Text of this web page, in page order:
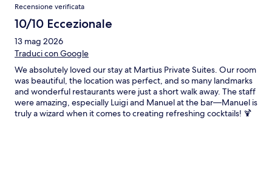
Recensione verificata
10/10 Eccezionale
13 mag 2026
Traduci con Google
We absolutely loved our stay at Martius Private Suites. Our room
was beautiful, the location was perfect, and so many landmarks
and wonderful restaurants were just a short walk away. The staff
were amazing, especially Luigi and Manuel at the bar—Manuel is
truly a wizard when it comes to creating refreshing cocktails! 🍹